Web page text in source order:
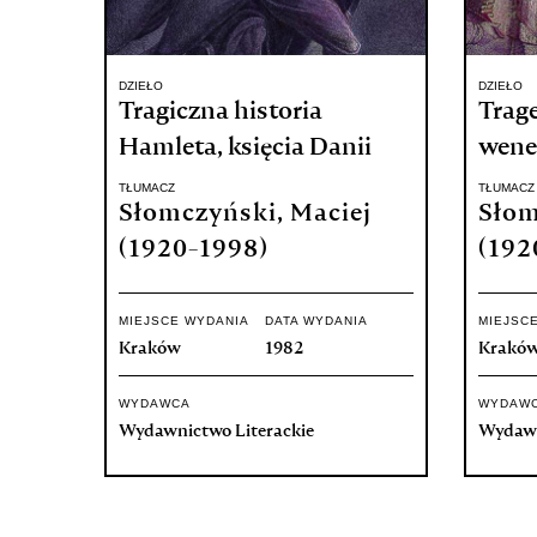
DZIEŁO
Tragiczna historia
Hamleta, księcia Danii
TŁUMACZ
Słomczyński, Maciej
(1920-1998)
MIEJSCE WYDANIA
Kraków
DATA WYDANIA
1982
WYDAWCA
Wydawnictwo Literackie
DZIEŁO
TŁUMACZ